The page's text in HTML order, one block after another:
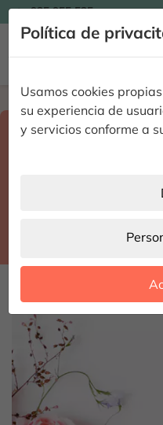
Política de
Usamos cookies
su experiencia de
y servicios conforme a
935 955 525

Home Enviar
Select